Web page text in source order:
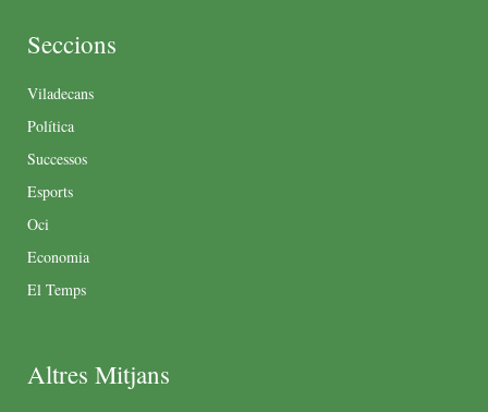
Seccions
Viladecans
Política
Successos
Esports
Oci
Economia
El Temps
Altres Mitjans